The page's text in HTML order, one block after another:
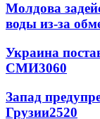
Молдова
воды из-за
Украина
СМИ3060
Запад
Грузии2520